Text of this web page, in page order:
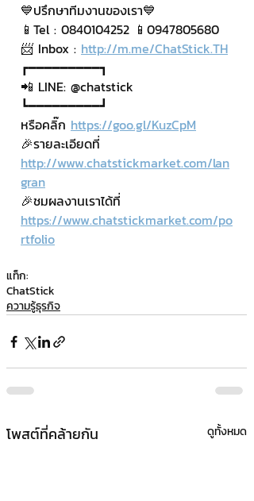
💙ปรึกษาทีมงานของเรา💙
📱Tel : 0840104252 📱0947805680
📨 Inbox : http://m.me/ChatStick.TH
┏━━━━━━━━━┓
📲 LINE: @chatstick
┗━━━━━━━━━┛
หรือคลิ๊ก https://goo.gl/KuzCpM
🎉รายละเอียดที่
http://www.chatstickmarket.com/lan
gran
🎉ชมผลงานเราได้ที่
https://www.chatstickmarket.com/po
rtfolio
แท็ก:
ChatStick
ความรู้ธุรกิจ
โพสต์ที่คล้ายกัน ดูทั้งหมด